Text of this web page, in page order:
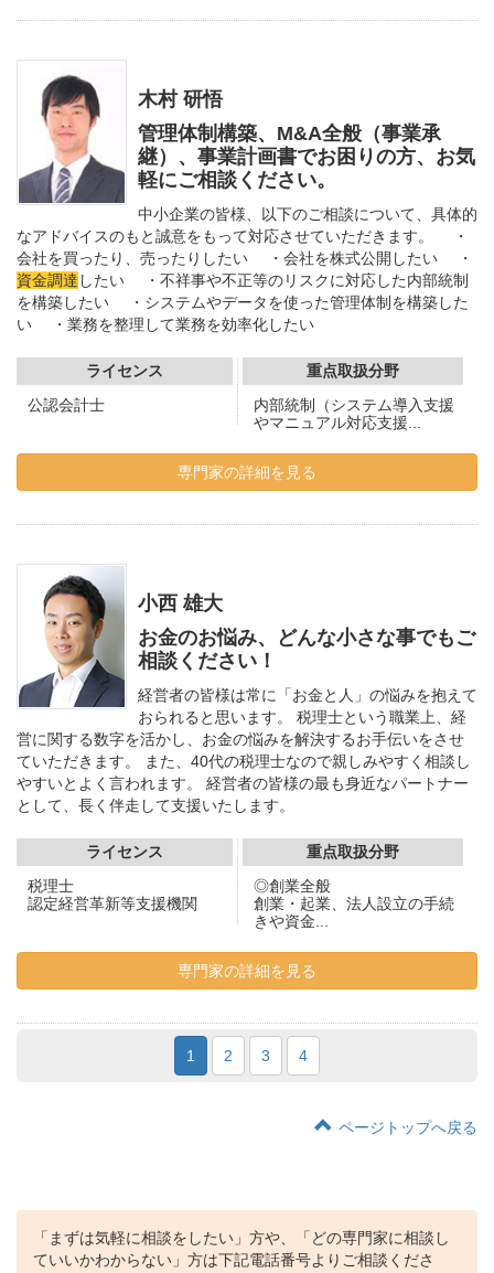
木村 研悟
管理体制構築、M&A全般（事業承
継）、事業計画書でお困りの方、お気
軽にご相談ください。
中小企業の皆様、以下のご相談について、具体的
なアドバイスのもと誠意をもって対応させていただきます。 ・
会社を買ったり、売ったりしたい ・会社を株式公開したい ・
資金調達 したい ・不祥事や不正等のリスクに対応した内部統制
を構築したい ・システムやデータを使った管理体制を構築した
い ・業務を整理して業務を効率化したい
ライセンス
公認会計士
重点取扱分野
内部統制（システム導入支援
やマニュアル対応支援...
専門家の詳細を見る
小西 雄大
お金のお悩み、どんな小さな事でもご
相談ください！
経営者の皆様は常に「お金と人」の悩みを抱えて
おられると思います。 税理士という職業上、経
営に関する数字を活かし、お金の悩みを解決するお手伝いをさせ
ていただきます。 また、40代の税理士なので親しみやすく相談し
やすいとよく言われます。 経営者の皆様の最も身近なパートナー
として、長く伴走して支援いたします。
ライセンス
税理士
認定経営革新等支援機関
重点取扱分野
◎創業全般
創業・起業、法人設立の手続
きや資金...
専門家の詳細を見る
1 2 3 4
ページトップへ戻る
「まずは気軽に相談をしたい」方や、「どの専門家に相談し
ていいかわからない」方は下記電話番号よりご相談くださ